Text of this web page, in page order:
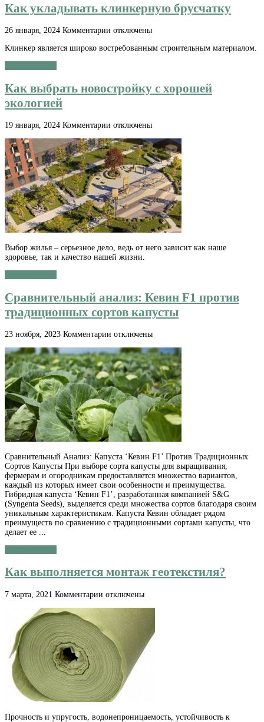
подход
к
Как укладывать клинкерную брусчатку
26 января, 2024 Комментарии к
Как
отключены
Клинкер является широко востребованным строительным материалом.
Как выбрать новостройку с хорошей
экологией
19 января, 2024 Комментарии к
Как
выбрать
новостройку
с
хорошей
экологией
отключены
Выбор жилья – серьезное дело, ведь от него зависит как наше
здоровье, так и качество нашей жизни.
Сравнительный анализ: Кевин F1 против
традиционных сортов капусты
23 ноября, 2023 Комментарии к
Сравнительный
анализ:
Кевин
F1
против
традиционных
сортов
капусты
отключены
Сравнительный Анализ: Капуста ‘Кевин F1’ Против Традиционных
Сортов Капусты При выборе сорта капусты для выращивания,
фермерам и огородникам предоставляется множество вариантов,
каждый из которых имеет свои особенности и преимущества.
Гибридная капуста ‘Кевин F1’, разработанная компанией S&G
(Syngenta Seeds), выделяется среди множества сортов благодаря своим
уникальным характеристикам. Капуста Кевин обладает рядом
преимуществ по сравнению с традиционными сортами капусты, что
делает ее ...
Как выполняется монтаж геотекстиля?
7 марта, 2021 Комментарии к
монтаж
геотекстиля?
отключены
Прочность и упругость, водонепроницаемость, устойчивость к